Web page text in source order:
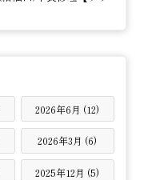
2026年6月 (12)
2026年3月 (6)
2025年12月 (5)